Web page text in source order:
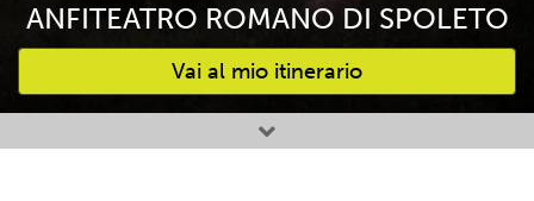
ANFITEATRO ROMANO DI SPOLETO
Vai al mio itinerario
Attività preferite